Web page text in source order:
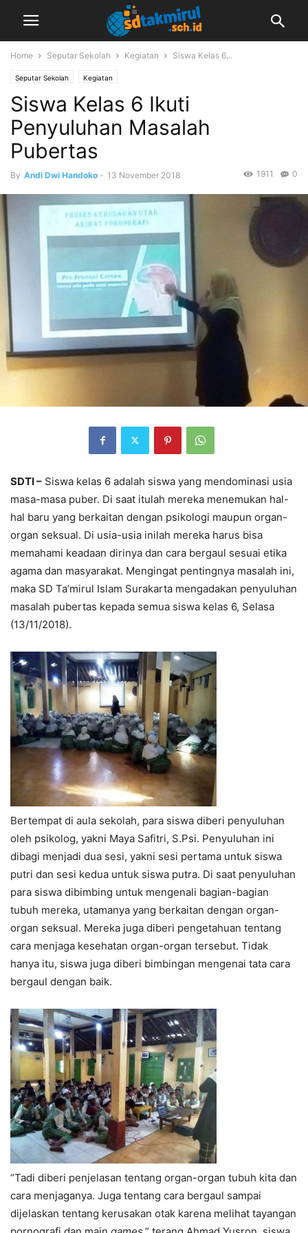
Home Seputar Sekolah Kegiatan Siswa Kelas 6...
Seputar Sekolah Kegiatan
Siswa Kelas 6 Ikuti
Penyuluhan Masalah
Pubertas
By Andi Dwi Handoko - 13 November 2018 0
1911
SDTI – Siswa kelas 6 adalah siswa yang mendominasi usia
masa-masa puber. Di saat itulah mereka menemukan hal-
hal baru yang berkaitan dengan psikologi maupun organ-
organ seksual. Di usia-usia inilah mereka harus bisa
memahami keadaan dirinya dan cara bergaul sesuai etika
agama dan masyarakat. Mengingat pentingnya masalah ini,
maka SD Ta’mirul Islam Surakarta mengadakan penyuluhan
masalah pubertas kepada semua siswa kelas 6, Selasa
(13/11/2018).
Bertempat di aula sekolah, para siswa diberi penyuluhan
oleh psikolog, yakni Maya Safitri, S.Psi. Penyuluhan ini
dibagi menjadi dua sesi, yakni sesi pertama untuk siswa
putri dan sesi kedua untuk siswa putra. Di saat penyuluhan
para siswa dibimbing untuk mengenali bagian-bagian
tubuh mereka, utamanya yang berkaitan dengan organ-
organ seksual. Mereka juga diberi pengetahuan tentang
cara menjaga kesehatan organ-organ tersebut. Tidak
hanya itu, siswa juga diberi bimbingan mengenai tata cara
bergaul dengan baik.
“Tadi diberi penjelasan tentang organ-organ tubuh kita dan
cara menjaganya. Juga tentang cara bergaul sampai
dijelaskan tentang kerusakan otak karena melihat tayangan